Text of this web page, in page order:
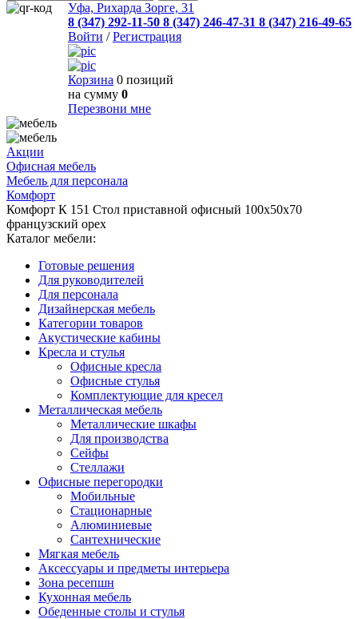
Уфа, Рихарда Зорге, 31
8 (347) 292-11-50 8 (347) 246-47-31 8 (347) 216-49-65
Войти /Регистрация
Корзина 0 позиций
на сумму 0
Перезвони мне
Акции
Офисная мебель
Мебель для персонала
Комфорт
Комфорт К 151 Стол приставной офисный 100x50x70
французский орех
Каталог мебели:
Готовые решения
Для руководителей
Для персонала
Дизайнерская мебель
Категории товаров
Акустические кабины
Кресла и стулья
Офисные кресла
Офисные стулья
Комплектующие для кресел
Металлическая мебель
Металлические шкафы
Для производства
Сейфы
Стеллажи
Офисные перегородки
Мобильные
Стационарные
Алюминиевые
Сантехнические
Мягкая мебель
Аксессуары и предметы интерьера
Зона ресепшн
Кухонная мебель
Обеденные столы и стулья